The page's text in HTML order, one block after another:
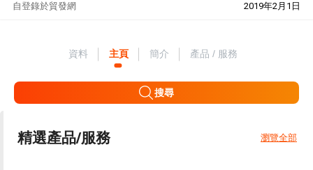
自 2019年2月1日
登錄於貿發網
資料 主頁 簡介 產品 / 服務
搜尋
精選產品/服務 瀏覽全部